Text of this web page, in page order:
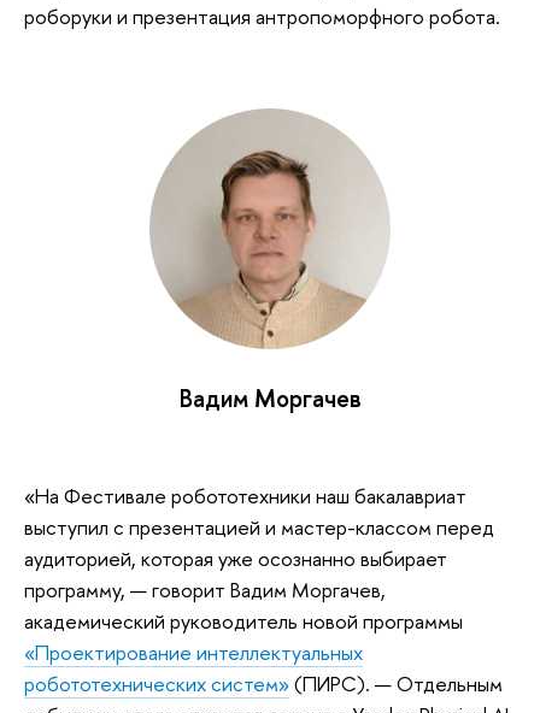
роборуки и презентация антропоморфного робота.
Вадим Моргачев
«На Фестивале робототехники наш бакалавриат
выступил с презентацией и мастер-классом перед
аудиторией, которая уже осознанно выбирает
программу, — говорит Вадим Моргачев,
академический руководитель новой программы
«Проектирование интеллектуальных
робототехнических систем»(ПИРС). — Отдельным